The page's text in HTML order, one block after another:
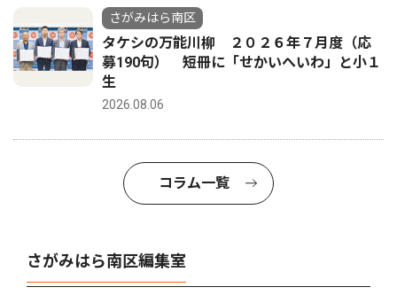
さがみはら南区
タケシの万能川柳 ２０２６年７月度（応
募190句） 短冊に「せかいへいわ」と小１
生
2026.08.06
コラム一覧
さがみはら南区編集室